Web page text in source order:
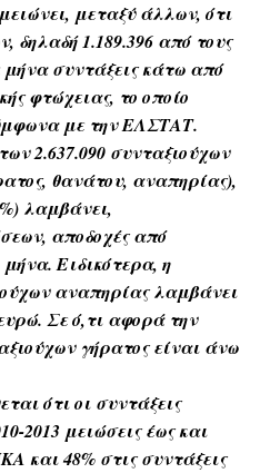
μεταξύ άλλων, ότι
δηλαδή 1.189.396 από τους
μήνα συντάξεις κάτω από
φτώχειας, το οποίο
με την ΕΛΣΤΑΤ.
2.637.090 συνταξιούχων
θανάτου, αναπηρίας),
λαμβάνει,
αποδοχές από
Ειδικότερα, η
αναπηρίας λαμβάνει
Σε ό,τι αφορά την
γήρατος είναι άνω
ότι οι συντάξεις
2013 μειώσεις έως και
και 48% στις συντάξεις